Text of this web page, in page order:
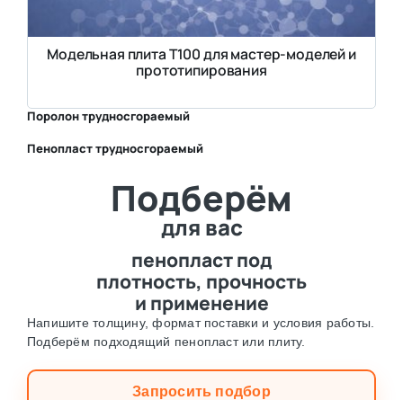
Модельная плита Т100 для мастер-моделей и
прототипирования
Поролон трудносгораемый
Пенопласт трудносгораемый
Подберём
для вас
пенопласт под
плотность, прочность
и применение
Напишите толщину, формат поставки и условия работы.
Подберём подходящий пенопласт или плиту.
Запросить подбор